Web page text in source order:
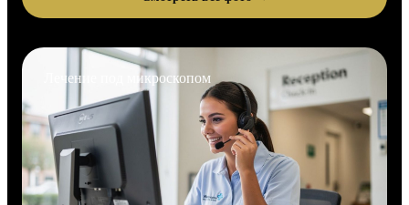
Лечение под микроскопом